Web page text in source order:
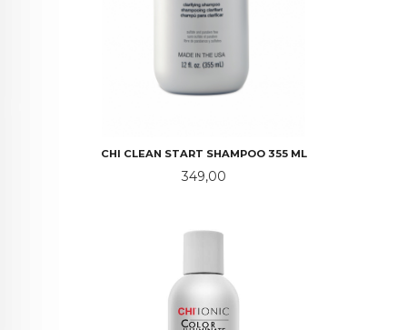
CHI CLEAN START SHAMPOO 355 ML
Pris
349,00